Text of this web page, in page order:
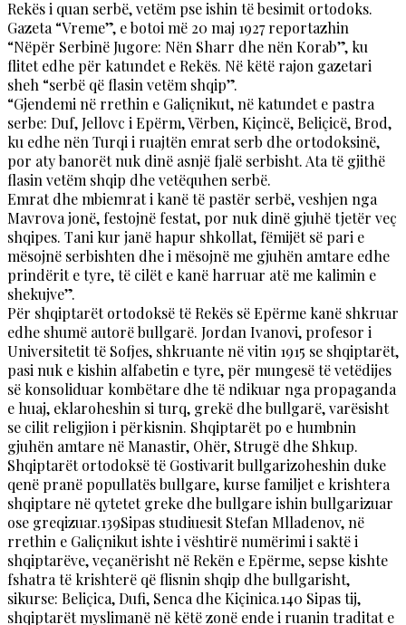
Rekës i quan serbë, vetëm pse ishin të besimit ortodoks.
Gazeta “Vreme”, e botoi më 20 maj 1927 reportazhin
“Nëpër Serbinë Jugore: Nën Sharr dhe nën Korab”, ku
flitet edhe për katundet e Rekës. Në këtë rajon gazetari
sheh “serbë që flasin vetëm shqip”.
“Gjendemi në rrethin e Galiçnikut, në katundet e pastra
serbe: Duf, Jellovc i Epërm, Vërben, Kiçincë, Beliçicë, Brod,
ku edhe nën Turqi i ruajtën emrat serb dhe ortodoksinë,
por aty banorët nuk dinë asnjë fjalë serbisht. Ata të gjithë
flasin vetëm shqip dhe vetëquhen serbë.
Emrat dhe mbiemrat i kanë të pastër serbë, veshjen nga
Mavrova jonë, festojnë festat, por nuk dinë gjuhë tjetër veç
shqipes. Tani kur janë hapur shkollat, fëmijët së pari e
mësojnë serbishten dhe i mësojnë me gjuhën amtare edhe
prindërit e tyre, të cilët e kanë harruar atë me kalimin e
shekujve”.
Për shqiptarët ortodoksë të Rekës së Epërme kanë shkruar
edhe shumë autorë bullgarë. Jordan Ivanovi, profesor i
Universitetit të Sofjes, shkruante në vitin 1915 se shqiptarët,
pasi nuk e kishin alfabetin e tyre, për mungesë të vetëdijes
së konsoliduar kombëtare dhe të ndikuar nga propaganda
e huaj, eklaroheshin si turq, grekë dhe bullgarë, varësisht
se cilit religjion i përkisnin. Shqiptarët po e humbnin
gjuhën amtare në Manastir, Ohër, Strugë dhe Shkup.
Shqiptarët ortodoksë të Gostivarit bullgarizoheshin duke
qenë pranë popullatës bullgare, kurse familjet e krishtera
shqiptare në qytetet greke dhe bullgare ishin bullgarizuar
ose greqizuar.139Sipas studiuesit Stefan Mlladenov, në
rrethin e Galiçnikut ishte i vështirë numërimi i saktë i
shqiptarëve, veçanërisht në Rekën e Epërme, sepse kishte
fshatra të krishterë që flisnin shqip dhe bullgarisht,
sikurse: Beliçica, Dufi, Senca dhe Kiçinica.140 Sipas tij,
shqiptarët myslimanë në këtë zonë ende i ruanin traditat e